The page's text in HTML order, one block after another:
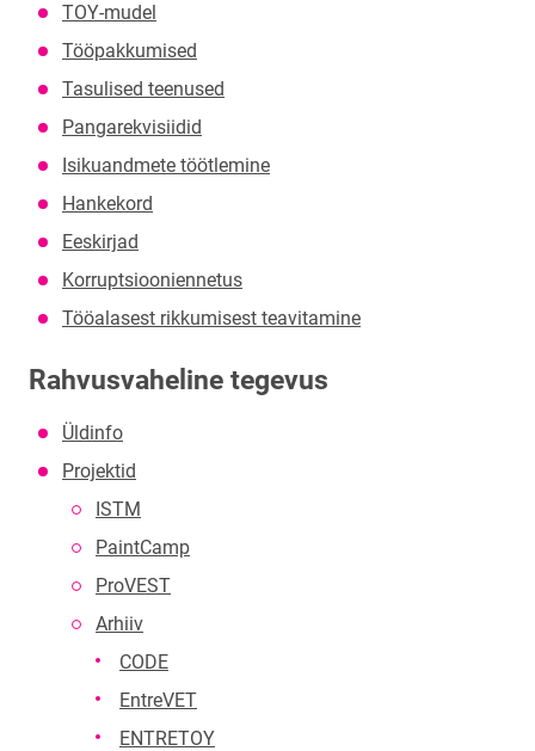
TOY-mudel
Tööpakkumised
Tasulised teenused
Pangarekvisiidid
Isikuandmete töötlemine
Hankekord
Eeskirjad
Korruptsiooniennetus
Tööalasest rikkumisest teavitamine
Rahvusvaheline tegevus
Üldinfo
Projektid
ISTM
PaintCamp
ProVEST
Arhiiv
CODE
EntreVET
ENTRETOY